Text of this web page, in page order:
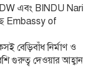
এবং BINDU Nari
Embassy of
বেড়িবাঁধ নির্মাণ ও
গুরুত্ব দেওয়ার আহ্বান